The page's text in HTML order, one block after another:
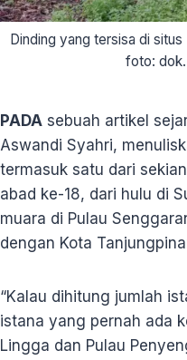
Dinding yang tersisa di situs
foto:
PADA sebuah artikel
Aswandi Syahri,
termasuk satu dari
abad ke-18, dari hulu di
muara di Pulau
dengan Kota
“Kalau dihitung jumlah
istana yang pernah ada
Lingga dan Pulau